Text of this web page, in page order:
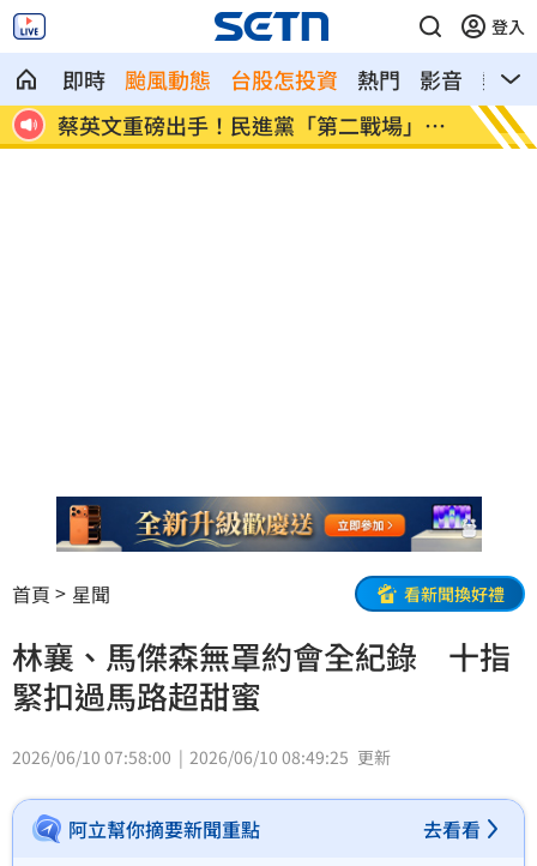
登入
即時 颱風動態 台股怎投資 熱門 影音
熱搜
成
吹冷氣30小時出事！女子全身抽搐送醫
政府
棄
首頁 星聞 看新聞換好禮
林襄、馬傑森無罩約會全紀錄 十指
緊扣過馬路超甜蜜
2026/06/10 07:58:00 2026/06/10 08:49:25 更新
阿立幫你摘要新聞重點 去看看